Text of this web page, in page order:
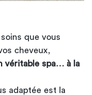
que vous
cheveux,
véritable spa… à la
adaptée est la